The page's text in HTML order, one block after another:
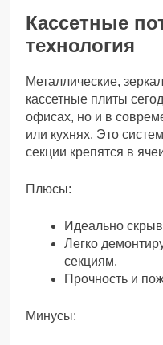
Кассетные
технология
Металлические,
кассетные плиты
офисах, но и в
или кухнях. Это
секции крепятся в
Плюсы:
Идеально
Легко
секциям.
Прочность и
Минусы: